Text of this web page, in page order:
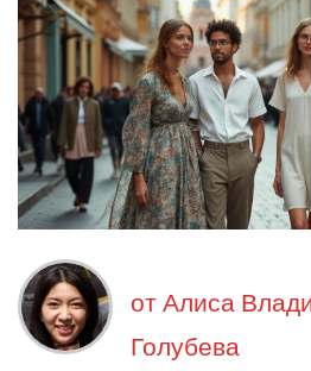
отАлиса
Голубева